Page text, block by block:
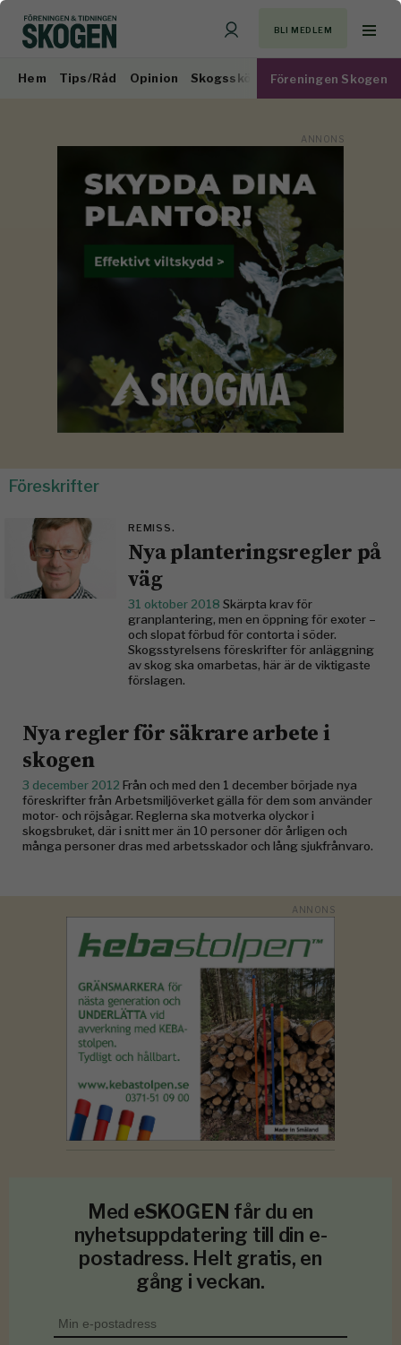
BLI MEDLEM
Hem Tips/Råd Opinion Skogsskötsel Virkesmarknad
Föreningen Skogen
Föreskrifter
REMISS.
Nya planteringsregler på
väg
31 oktober 2018 Skärpta krav för
granplantering, men en öppning för exoter –
och slopat förbud för contorta i söder.
Skogsstyrelsens föreskrifter för anläggning
av skog ska omarbetas, här är de viktigaste
förslagen.
Nya regler för säkrare arbete i
skogen
3 december 2012 Från och med den 1 december började nya
föreskrifter från Arbetsmiljöverket gälla för dem som använder
motor- och röjsågar. Reglerna ska motverka olyckor i
skogsbruket, där i snitt mer än 10 personer dör årligen och
många personer dras med arbetsskador och lång sjukfrånvaro.
Med eSKOGEN får du en
nyhetsuppdatering till din e-
postadress. Helt gratis, en
gång i veckan.